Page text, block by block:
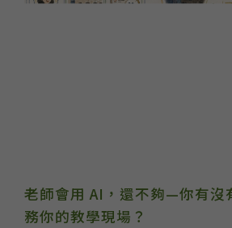
老師會用 AI，還不夠—你有沒
務你的教學現場？